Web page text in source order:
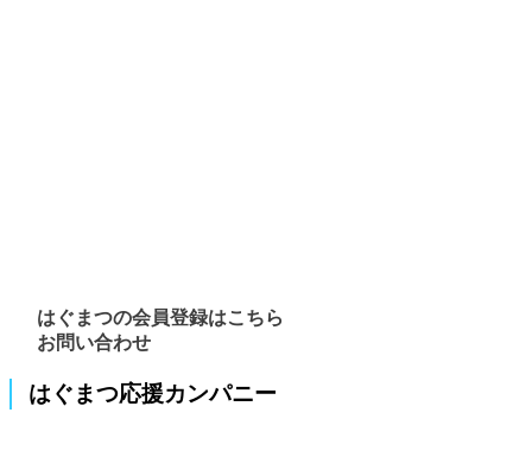
はぐまつの会員登録はこちら
お問い合わせ
はぐまつ応援カンパニー